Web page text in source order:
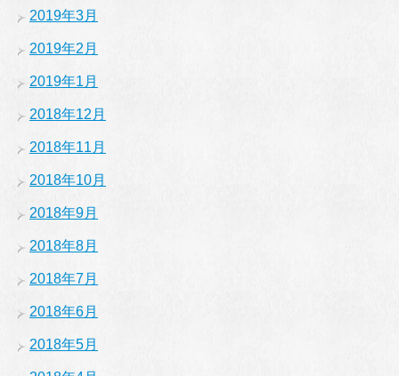
2019年3月
2019年2月
2019年1月
2018年12月
2018年11月
2018年10月
2018年9月
2018年8月
2018年7月
2018年6月
2018年5月